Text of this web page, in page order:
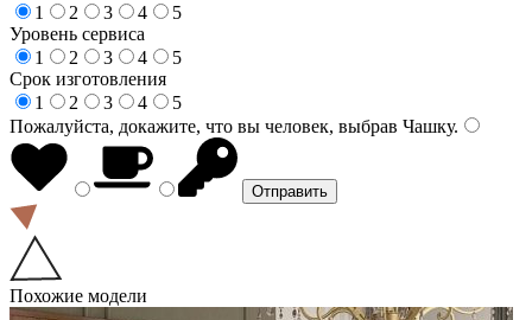
1
2 3 4
5
Уровень сервиса
1
2 3 4
5
Срок изготовления
1
2 3 4
5
Пожалуйста, докажите, что вы человек, выбрав Чашку.
Похожие модели